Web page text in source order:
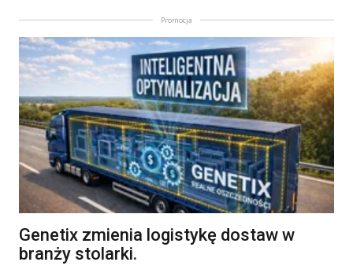
Promocja
Genetix zmienia logistykę dostaw w
branży stolarki.